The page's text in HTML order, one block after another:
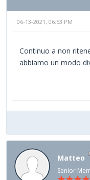
06-13-2021, 06:53 PM
Continuo a non
abbiamo un modo
Matteo
Senior